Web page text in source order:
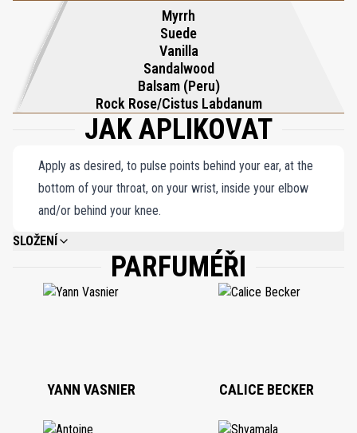
Myrrh
Suede
Vanilla
Sandalwood
Balsam (Peru)
Rock Rose/Cistus Labdanum
JAK APLIKOVAT
Apply as desired, to pulse points behind your ear, at the
bottom of your throat, on your wrist, inside your elbow
and/or behind your knee.
SLOŽENÍ
ALCOHOL DENAT., WATER, FRAGRANCE, BENZYL SALICYLATE, LINALOOL,
HEXYL CINNAMAL, ALPHA-ISOMETHYL IONONE, HYDROXYCITRONELLAL,
BENZYL BENZOATE, GERANIOL, LIMONENE, COUMARIN, CINNAMYL
FURFURACEA (TREEMOSS) EXTRACT, BENZYL CINNAMATE.
PARFUMÉŘI
YANN VASNIER CALICE BECKER